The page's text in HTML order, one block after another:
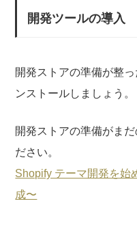
開発ツールの導入
開発ストアの準備が整
ンストールしましょう。
開発ストアの準備がま
ださい。
Shopify テーマ開発を
成〜